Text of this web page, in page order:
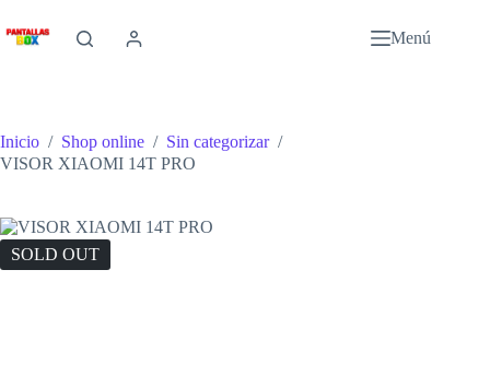
al
contenido
Menú
Inicio / Shop online / Sin categorizar /
VISOR XIAOMI 14T PRO
SOLD OUT